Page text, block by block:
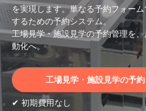
を実現します。単なる予約フォー
するための予約システム。
工場見学・施設見学の予約管理を
動化へ。
工場見学・施設見学の予
✔ 初期費用なし